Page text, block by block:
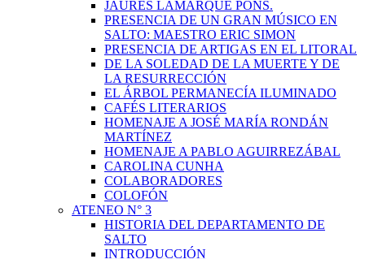
JAURÉS LAMARQUE PONS.
PRESENCIA DE UN GRAN MÚSICO EN
SALTO: MAESTRO ERIC SIMON
PRESENCIA DE ARTIGAS EN EL LITORAL
DE LA SOLEDAD DE LA MUERTE Y DE
LA RESURRECCIÓN
EL ÁRBOL PERMANECÍA ILUMINADO
CAFÉS LITERARIOS
HOMENAJE A JOSÉ MARÍA RONDÁN
MARTÍNEZ
HOMENAJE A PABLO AGUIRREZÁBAL
CAROLINA CUNHA
COLABORADORES
COLOFÓN
ATENEO N° 3
HISTORIA DEL DEPARTAMENTO DE
SALTO
INTRODUCCIÓN